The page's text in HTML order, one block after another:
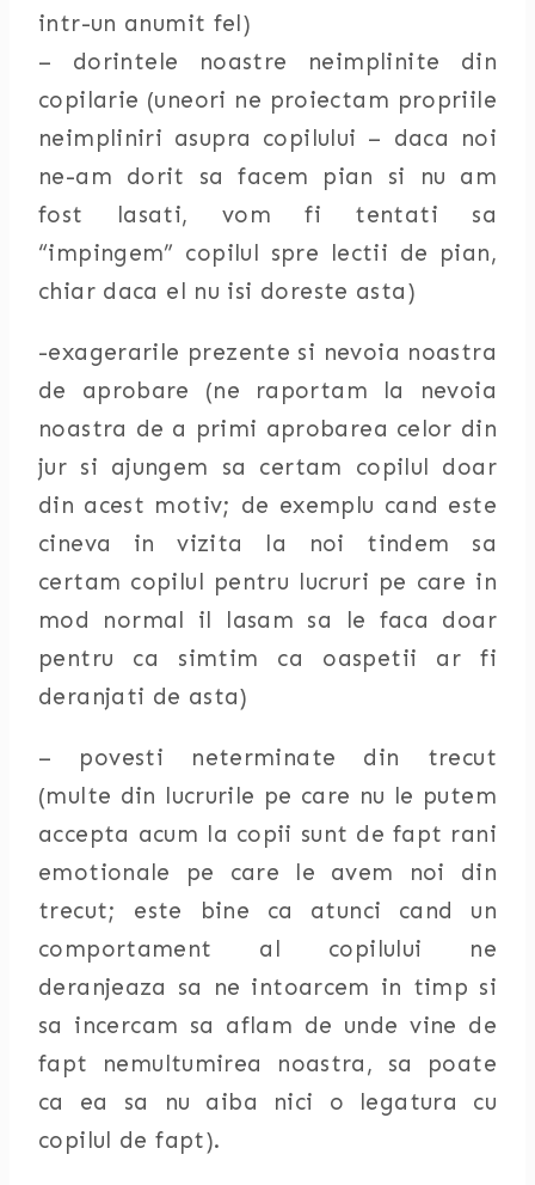
intr-un anumit fel)
– dorintele noastre neimplinite din
copilarie (uneori ne proiectam propriile
neimpliniri asupra copilului – daca noi
ne-am dorit sa facem pian si nu am
fost lasati, vom fi tentati sa
“impingem” copilul spre lectii de pian,
chiar daca el nu isi doreste asta)
-exagerarile prezente si nevoia noastra
de aprobare (ne raportam la nevoia
noastra de a primi aprobarea celor din
jur si ajungem sa certam copilul doar
din acest motiv; de exemplu cand este
cineva in vizita la noi tindem sa
certam copilul pentru lucruri pe care in
mod normal il lasam sa le faca doar
pentru ca simtim ca oaspetii ar fi
deranjati de asta)
– povesti neterminate din trecut
(multe din lucrurile pe care nu le putem
accepta acum la copii sunt de fapt rani
emotionale pe care le avem noi din
trecut; este bine ca atunci cand un
comportament al copilului ne
deranjeaza sa ne intoarcem in timp si
sa incercam sa aflam de unde vine de
fapt nemultumirea noastra, sa poate
ca ea sa nu aiba nici o legatura cu
copilul de fapt).